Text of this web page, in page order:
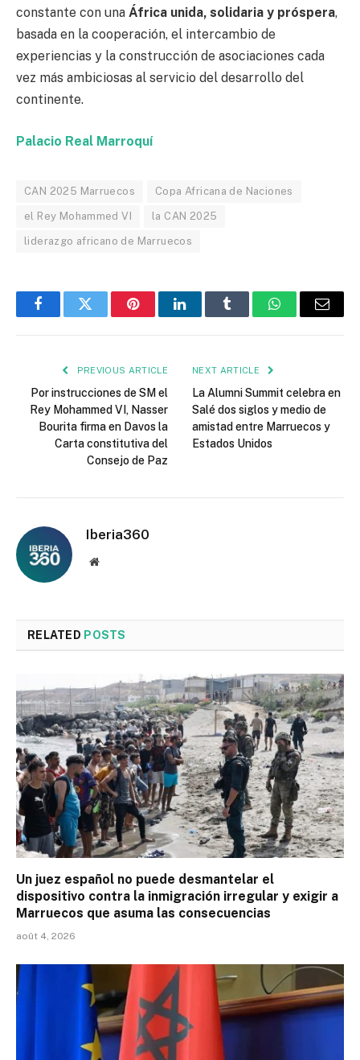
constante con una África unida, solidaria y próspera,
basada en la cooperación, el intercambio de
experiencias y la construcción de asociaciones cada
vez más ambiciosas al servicio del desarrollo del
continente.
Palacio Real Marroquí
CAN 2025 Marruecos Copa Africana de Naciones
el Rey Mohammed VI la CAN 2025
liderazgo africano de Marruecos
FacebookTwitter PinterestLinkedInTumblr WhatsAppEmail
PREVIOUS ARTICLE
Por instrucciones de SM el
Rey Mohammed VI, Nasser
Bourita firma en Davos la
Carta constitutiva del
Consejo de Paz
NEXT ARTICLE
La Alumni Summit celebra en
Salé dos siglos y medio de
amistad entre Marruecos y
Estados Unidos
Iberia360
Website
RELATED POSTS
Un juez español no puede desmantelar el
dispositivo contra la inmigración irregular y exigir a
Marruecos que asuma las consecuencias
août 4, 2026